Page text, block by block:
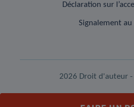
Déclaration sur
Signalement au
2026 Droit d'auteur -